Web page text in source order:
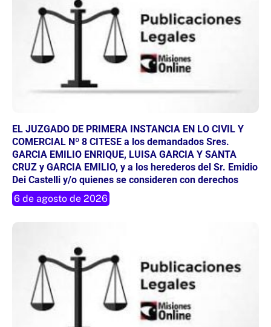
EL JUZGADO DE PRIMERA INSTANCIA EN LO CIVIL Y
COMERCIAL Nº 8 CITESE a los demandados Sres.
GARCIA EMILIO ENRIQUE, LUISA GARCIA Y SANTA
CRUZ y GARCIA EMILIO, y a los herederos del Sr. Emidio
Dei Castelli y/o quienes se consideren con derechos
6 de agosto de 2026